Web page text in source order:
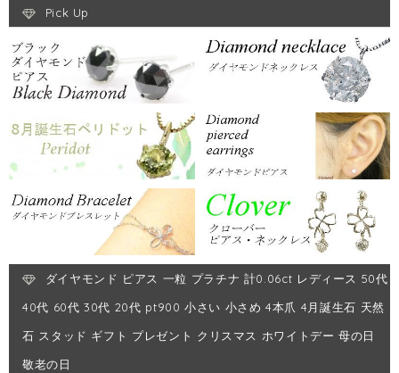
Pick Up
ダイヤモンド ピアス 一粒 プラチナ 計0.06ct レディース 50代
40代 60代 30代 20代 pt900 小さい 小さめ 4本爪 4月誕生石 天然
石 スタッド ギフト プレゼント クリスマス ホワイトデー 母の日
敬老の日